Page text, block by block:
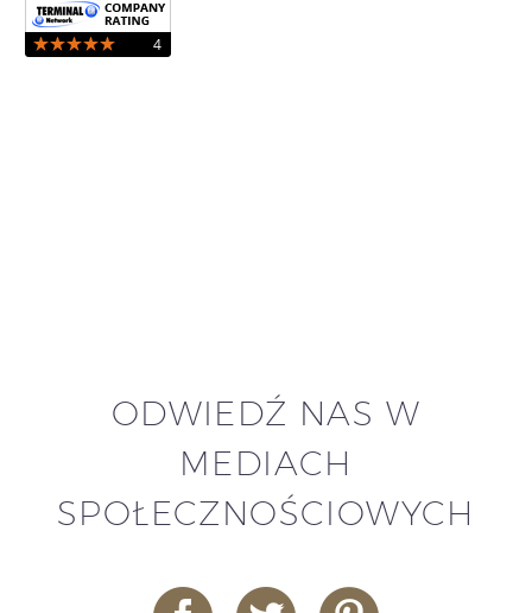
ODWIEDŹ NAS W
MEDIACH
SPOŁECZNOŚCIOWYCH